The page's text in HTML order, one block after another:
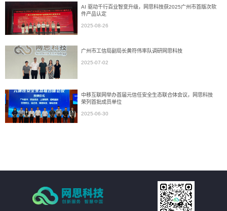
AI 驱动千行百业智变升级，网思科技获2025广州市首版次软
件产品认定
2025-08-26
广州市工信局副局长黄符伟率队调研网思科技
2025-07-02
中移互联网举办首届元信任安全生态联合体会议，网思科技
荣列首批成员单位
2025-06-30